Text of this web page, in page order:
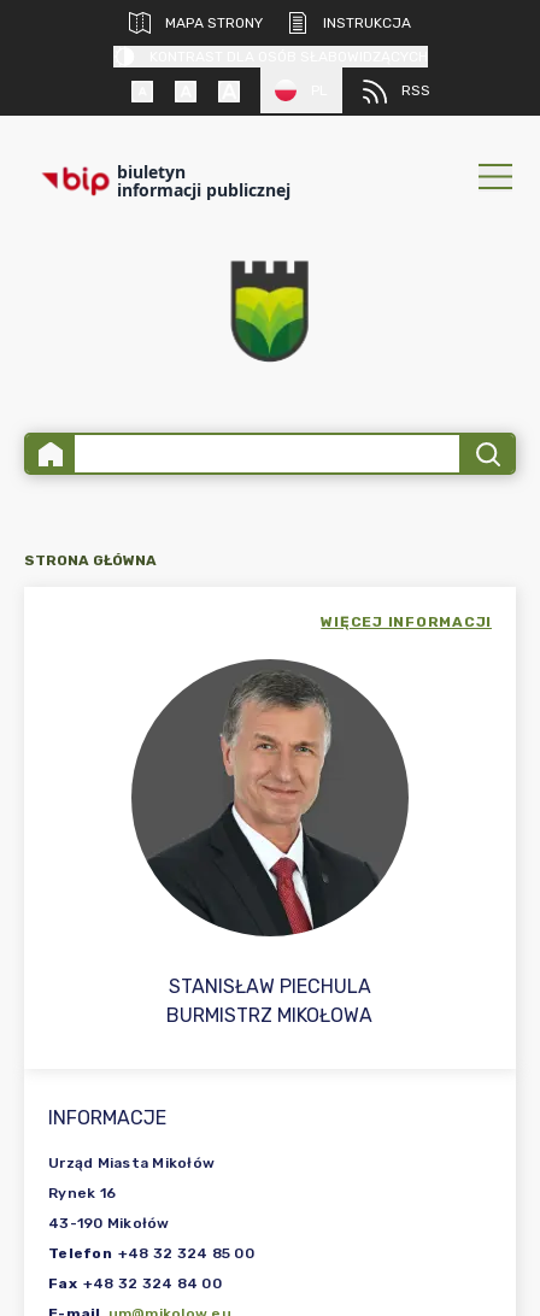
MAPA STRONY
INSTRUKCJA
RSS
biuletyn
informacji publicznej
STRONA GŁÓWNA
STANISŁAW PIECHULA
WIĘCEJ INFORMACJI
BURMISTRZ MIKOŁOWA
INFORMACJE
Urząd Miasta Mikołów
Rynek 16
43-190 Mikołów
Telefon +48 32 324 85 00
Fax +48 32 324 84 00